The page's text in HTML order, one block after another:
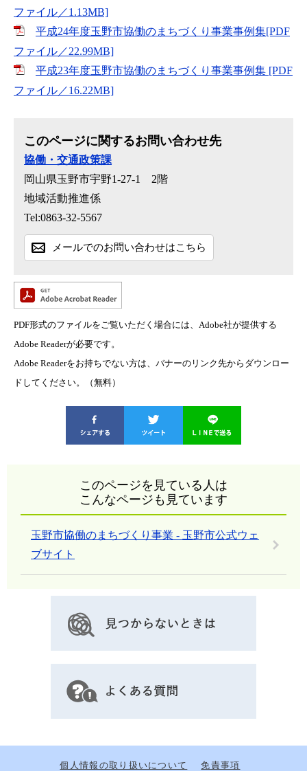
ファイル／1.13MB]
平成24年度玉野市協働のまちづくり事業事例集[PDF
ファイル／22.99MB]
平成23年度玉野市協働のまちづくり事業事例集 [PDF
ファイル／16.22MB]
このページに関するお問い合わせ先
協働・交通政策課
岡山県玉野市宇野1-27-1 2階
地域活動推進係
Tel:0863-32-5567
メールでのお問い合わせはこちら
PDF形式のファイルをご覧いただく場合には、Adobe社が提供する
Adobe Readerが必要です。
Adobe Readerをお持ちでない方は、バナーのリンク先からダウンロー
ドしてください。（無料）
このページを見ている人は
こんなページも見ています
玉野市協働のまちづくり事業 - 玉野市公式ウェ
ブサイト
個人情報の取り扱いについて 免責事項